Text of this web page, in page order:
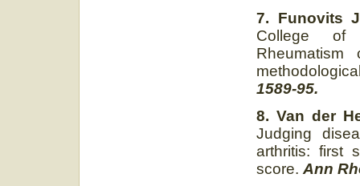
7. Funovits
College of
Rheumatism
1589-95.
8. Van der
Judging
arthritis: first
score. Ann